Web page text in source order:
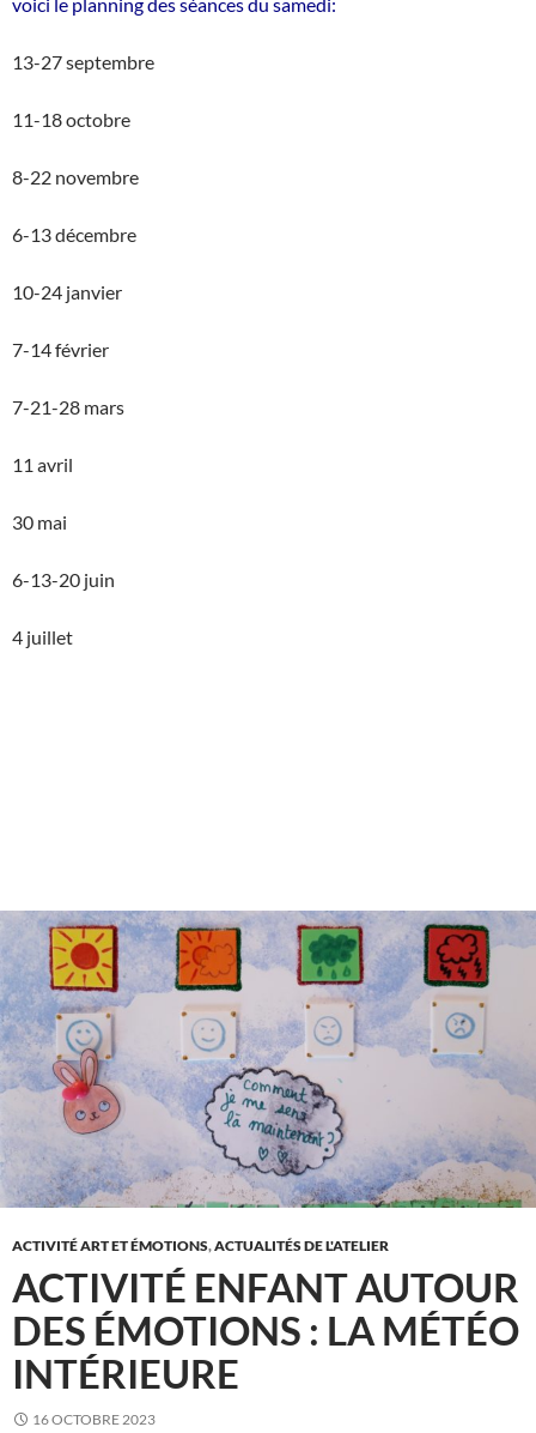
13-27 septembre
11-18 octobre
8-22 novembre
6-13 décembre
10-24 janvier
7-14 février
7-21-28 mars
11 avril
30 mai
6-13-20 juin
4 juillet
ACTIVITÉ ART ET ÉMOTIONS,ACTUALITÉS DE L'ATELIER
ACTIVITÉ ENFANT AUTOUR
DES ÉMOTIONS : LA MÉTÉO
INTÉRIEURE
16 OCTOBRE 2023